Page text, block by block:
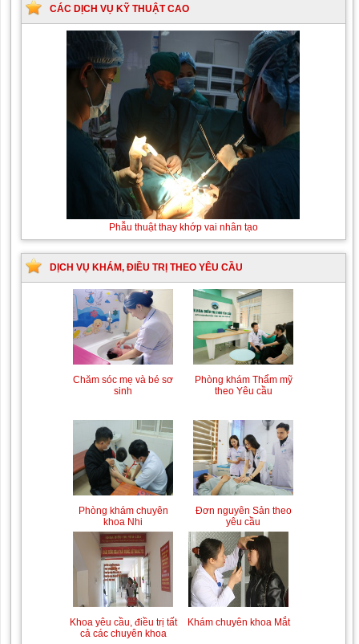
CÁC DỊCH VỤ KỸ THUẬT CAO
Phẫu thuật thay khớp vai nhân tạo
DỊCH VỤ KHÁM, ĐIỀU TRỊ THEO YÊU CẦU
Chăm sóc mẹ và bé sơ
sinh
Trung tâm chăm sóc mẹ
bầu và sau sinh
Phòng khám Thẩm mỹ
theo Yêu cầu
Khám bệnh nhân mắc
các bệnh lý về xương,
Phòng khám chuyên
khoa Nhi
Chiếu tia Plasma lạnh hỗ
trợ điều trị vết thương
Đơn nguyên Sản theo
yêu cầu
Khám bệnh nhân sau
phẫu thuật
Khoa yêu cầu, điều trị tất
cả các chuyên khoa
Khám Ngoại khoa Khám chuyên khoa Mắt
Đội ngũ hướng dẫn